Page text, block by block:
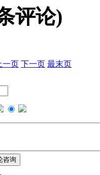
评论)
一页 下一页 最末页